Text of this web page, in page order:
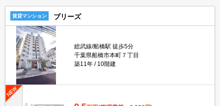
賃貸マンション ブリーズ
総武線/船橋駅 徒歩5分
千葉県船橋市本町７丁目
築11年
10階建